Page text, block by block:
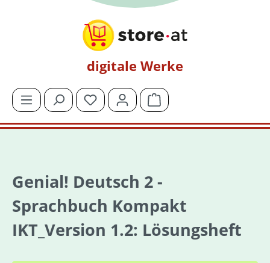
digitale Werke
Du hast 0 Produkte auf dem Merkzettel
Warenkorb enthält 0
Genial! Deutsch 2 -
Sprachbuch Kompakt
IKT_Version 1.2: Lösungsheft